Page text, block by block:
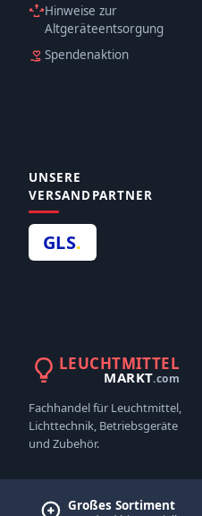
Hinweise zur
Altgeräteentsorgung
Spendenaktion
UNSERE
VERSANDPARTNER
GLS.
LEUCHTMITTEL
MARKT.com
Fachhandel für Leuchtmittel,
Lichttechnik, Betriebsgeräte
und Zubehör.
Großes Sortiment